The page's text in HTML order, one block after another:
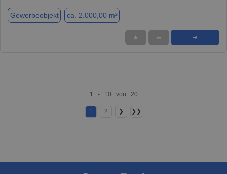
Gewerbeobjekt ca. 2.000,00 m²
★ ➦ ➜
1 - 10 von 20
1 2 ❯ ❯❯